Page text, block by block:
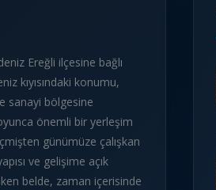
Ereğli ilçesine bağlı
kıyısındaki konumu,
sanayi bölgesine
önemli bir yerleşim
günümüze çalışkan
ve gelişime açık
belde, zaman içerisinde